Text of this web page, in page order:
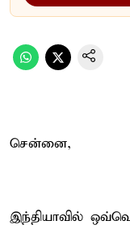
சென்னை,
இந்தியாவில்